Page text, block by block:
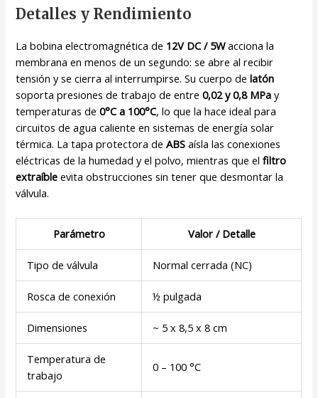
Detalles y Rendimiento
La bobina electromagnética de 12V DC / 5Wacciona la
membrana en menos de un segundo: se abre al recibir
tensión y se cierra al interrumpirse. Su cuerpo delatón
soporta presiones de trabajo de entre0,02 y 0,8 MPa y
temperaturas de0°C a 100°C, lo que la hace ideal para
circuitos de agua caliente en sistemas de energía solar
térmica. La tapa protectora deABS aísla las conexiones
eléctricas de la humedad y el polvo, mientras que elfiltro
extraíble evita obstrucciones sin tener que desmontar la
válvula.
Parámetro Valor / Detalle
Tipo de válvula Normal cerrada (NC)
Rosca de conexión ½ pulgada
Dimensiones ~ 5 x 8,5 x 8 cm
Temperatura de
trabajo
0 – 100 °C